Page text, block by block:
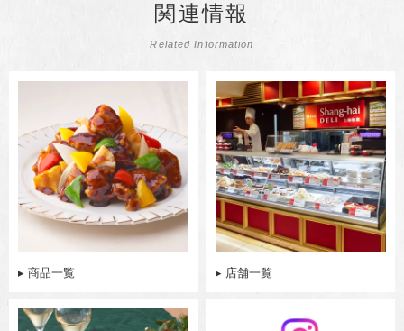
関連情報
Related Information
▸ 商品一覧 ▸ 店舗一覧